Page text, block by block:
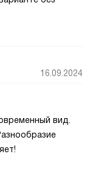
16.09.2024
вид.